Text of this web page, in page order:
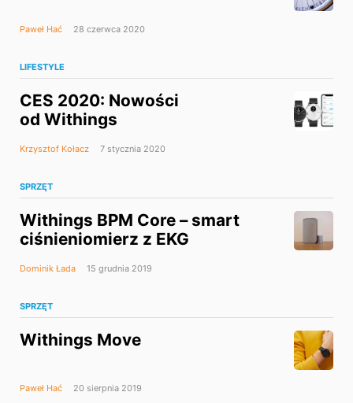
Paweł Hać 28 czerwca 2020
LIFESTYLE
CES 2020: Nowości
od Withings
Krzysztof Kołacz 7 stycznia 2020
SPRZĘT
Withings BPM Core – smart
ciśnieniomierz z EKG
Dominik Łada 15 grudnia 2019
SPRZĘT
Withings Move
Paweł Hać 20 sierpnia 2019